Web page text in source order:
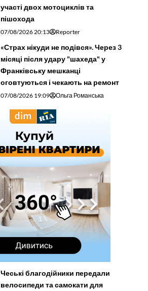
участі двох мотоциклів та
пішохода
07/08/2026 20:13 Reporter
«Страх нікуди не подівся». Через 3
місяці після удару "шахеда" у
Франківську мешканці
оговтуються і чекають на ремонт
07/08/2026 19:09 Ольга Романська
Чеські благодійники передали
велосипеди та самокати для